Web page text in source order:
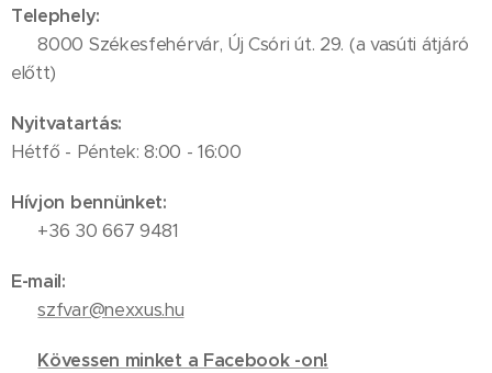
Telephely:
📍 8000 Székesfehérvár, Új Csóri út. 29. (a vasúti átjáró
előtt)
Nyitvatartás:
Hétfő - Péntek: 8:00 - 16:00
Hívjon bennünket:
📞 +36 30 667 9481
E-mail:
✉️szfvar@nexxus.hu
Kövessen minket a Facebook -on!